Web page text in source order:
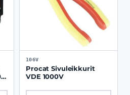
106V
Procat Sivuleikkurit
VDE 1000V